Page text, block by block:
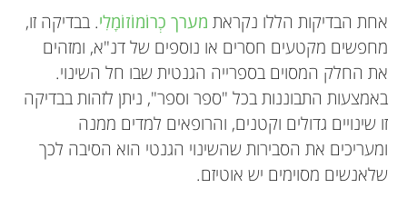
אחת הבדיקות הללו נקראת מערך כְרוֹמוֹזוֹמָלִי. בבדיקה זו,
מחפשים מקטעים חסרים או נוספים של דנ"א, ומזהים
את החלק המסוים בספרייה הגנטית שבו חל השינוי.
באמצעות התבוננות בכל "ספר וספר", ניתן לזהות בבדיקה
זו שינויים גדולים וקטנים, והרופאים למדים ממנה
ומעריכים את הסבירות שהשינוי הגנטי הוא הסיבה לכך
שלאנשים מסוימים יש אוטיזם.